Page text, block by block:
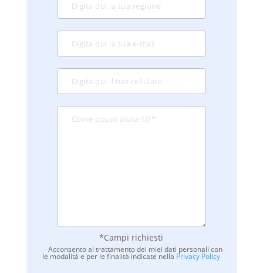
*Campi richiesti
Acconsento al trattamento dei miei dati personali con
le modalità e per le finalità indicate nella Privacy Policy